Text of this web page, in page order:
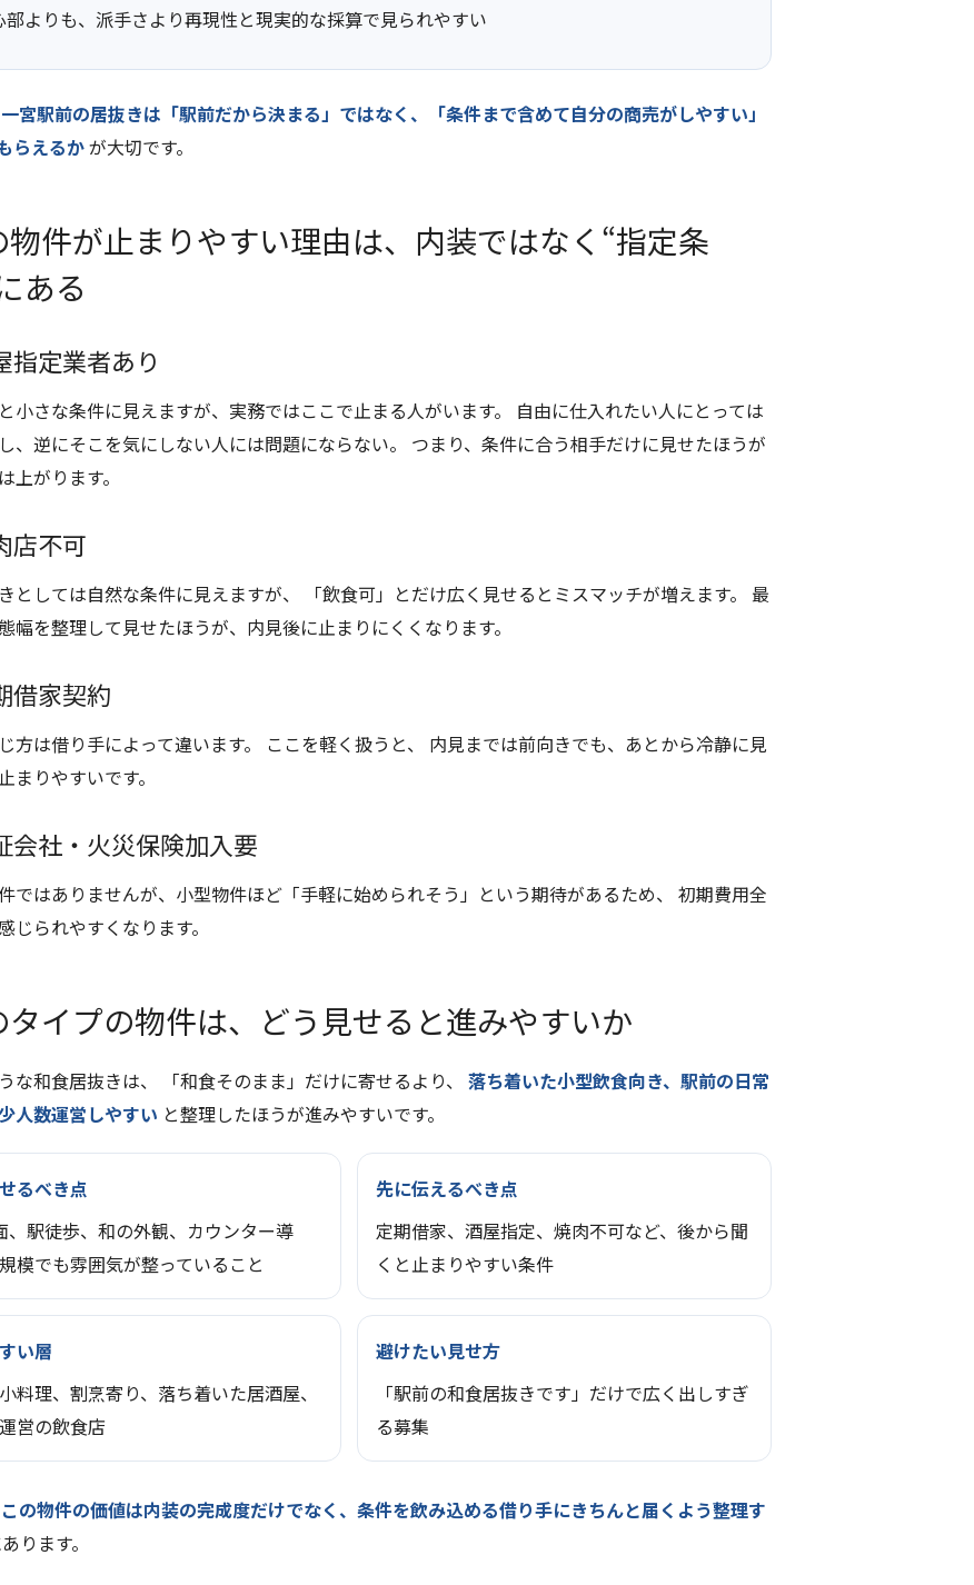
部よりも、派手さより再現性と現実的な採算で見られやすい
一宮駅前の居抜きは「駅前だから決まる」ではなく、「条件まで含めて自分の商売がしやすい」
らえるかが大切です。
物件が止まりやすい理由は、内装ではなく“指定条
ある
指定業者あり
小さな条件に見えますが、実務ではここで止まる人がいます。 自由に仕入れたい人にとっては
、逆にそこを気にしない人には問題にならない。 つまり、条件に合う相手だけに見せたほうが
上がります。
店不可
としては自然な条件に見えますが、 「飲食可」とだけ広く見せるとミスマッチが増えます。 最
幅を整理して見せたほうが、内見後に止まりにくくなります。
借家契約
方は借り手によって違います。 ここを軽く扱うと、 内見までは前向きでも、あとから冷静に見
まりやすいです。
会社・火災保険加入要
ではありませんが、小型物件ほど「手軽に始められそう」という期待があるため、 初期費用全
じられやすくなります。
タイプの物件は、どう見せると進みやすいか
な和食居抜きは、 「和食そのまま」だけに寄せるより、 落ち着いた小型飲食向き、駅前の日常
人数運営しやすい と整理したほうが進みやすいです。
るべき点
、駅徒歩、和の外観、カウンター導
模でも雰囲気が整っていること
先に伝えるべき点
定期借家、酒屋指定、焼肉不可など、後から聞
くと止まりやすい条件
い層
料理、割烹寄り、落ち着いた居酒屋、
営の飲食店
避けたい見せ方
「駅前の和食居抜きです」だけで広く出しすぎ
る募集
この物件の価値は内装の完成度だけでなく、条件を飲み込める借り手にきちんと届くよう整理す
ります。